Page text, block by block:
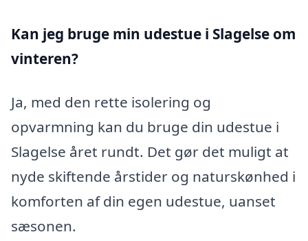
Kan jeg bruge min udestue i Slagelse om
vinteren?
Ja, med den rette isolering og
opvarmning kan du bruge din udestue i
Slagelse året rundt. Det gør det muligt at
nyde skiftende årstider og naturskønhed i
komforten af din egen udestue, uanset
sæsonen.